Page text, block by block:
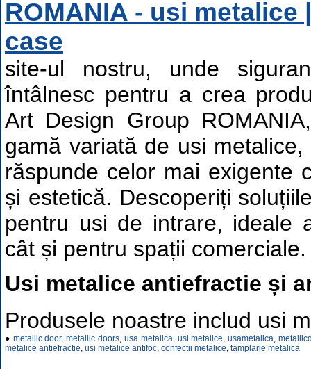
ROMANIA - usi
case
site-ul nostru, unde
întâlnesc pentru a crea
Art Design Group
gamă variată de usi
răspunde celor mai exigente
și estetică. Descoperiți
pentru usi de intrare, ideale
cât și pentru spații comerciale.
Usi metalice antiefractie și
Produsele noastre includ usi
● metallic door,metallic doors, usa metalica, usi metalice,usametalica,
metalice antiefractie, usi metalice antifoc, confectii metalice, tamplarie metalica